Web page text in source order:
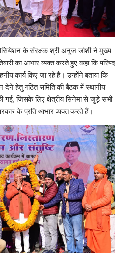
के संरक्षक श्री अनुज जोशी ने मुख्य
का आभार व्यक्त करते हुए कहा कि परिषद
कार्य किए जा रहे हैं। उन्होंने बताया कि
देने हेतु गठित समिति की बैठक में स्थानीय
गई, जिसके लिए क्षेत्रीय सिनेमा से जुड़े सभी
सरकार के प्रति आभार व्यक्त करते हैं।